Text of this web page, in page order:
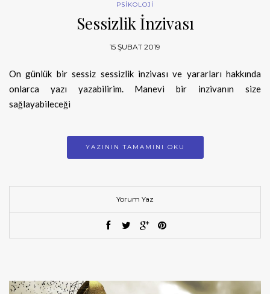
PSİKOLOJİ
Sessizlik İnzivası
15 ŞUBAT 2019
On günlük bir sessiz sessizlik inzivası ve yararları hakkında
onlarca yazı yazabilirim. Manevi bir inzivanın size
sağlayabileceği
YAZININ TAMAMINI OKU
Yorum Yaz